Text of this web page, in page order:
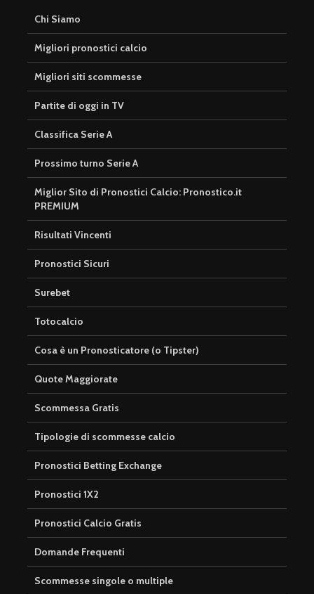
Chi Siamo
Migliori pronostici calcio
Migliori siti scommesse
Partite di oggi in TV
Classifica Serie A
Prossimo turno Serie A
Miglior Sito di Pronostici Calcio: Pronostico.it
PREMIUM
Risultati Vincenti
Pronostici Sicuri
Surebet
Totocalcio
Cosa è un Pronosticatore (o Tipster)
Quote Maggiorate
Scommessa Gratis
Tipologie di scommesse calcio
Pronostici Betting Exchange
Pronostici 1X2
Pronostici Calcio Gratis
Domande Frequenti
Scommesse singole o multiple